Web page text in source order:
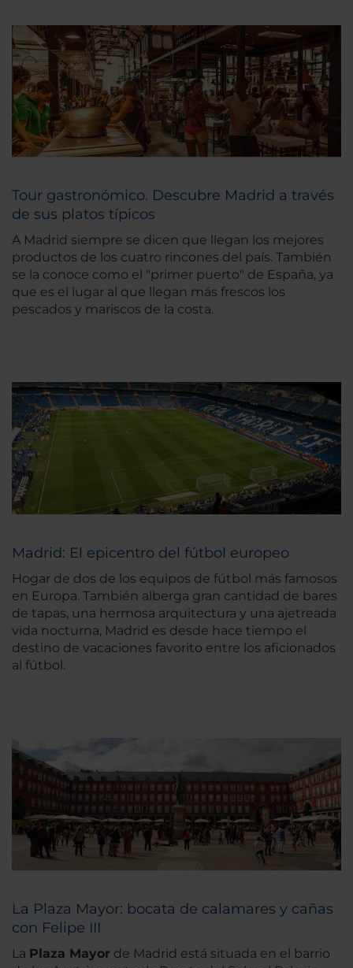
Tour gastronómico. Descubre Madrid a través
de sus platos típicos
A Madrid siempre se dicen que llegan los mejores
productos de los cuatro rincones del país. También
se la conoce como el "primer puerto" de España, ya
que es el lugar al que llegan más frescos los
pescados y mariscos de la costa.
Madrid: El epicentro del fútbol europeo
Hogar de dos de los equipos de fútbol más famosos
en Europa. También alberga gran cantidad de bares
de tapas, una hermosa arquitectura y una ajetreada
vida nocturna, Madrid es desde hace tiempo el
destino de vacaciones favorito entre los aficionados
al fútbol.
La Plaza Mayor: bocata de calamares y cañas
con Felipe III
La Plaza Mayor de Madrid está situada en el barrio